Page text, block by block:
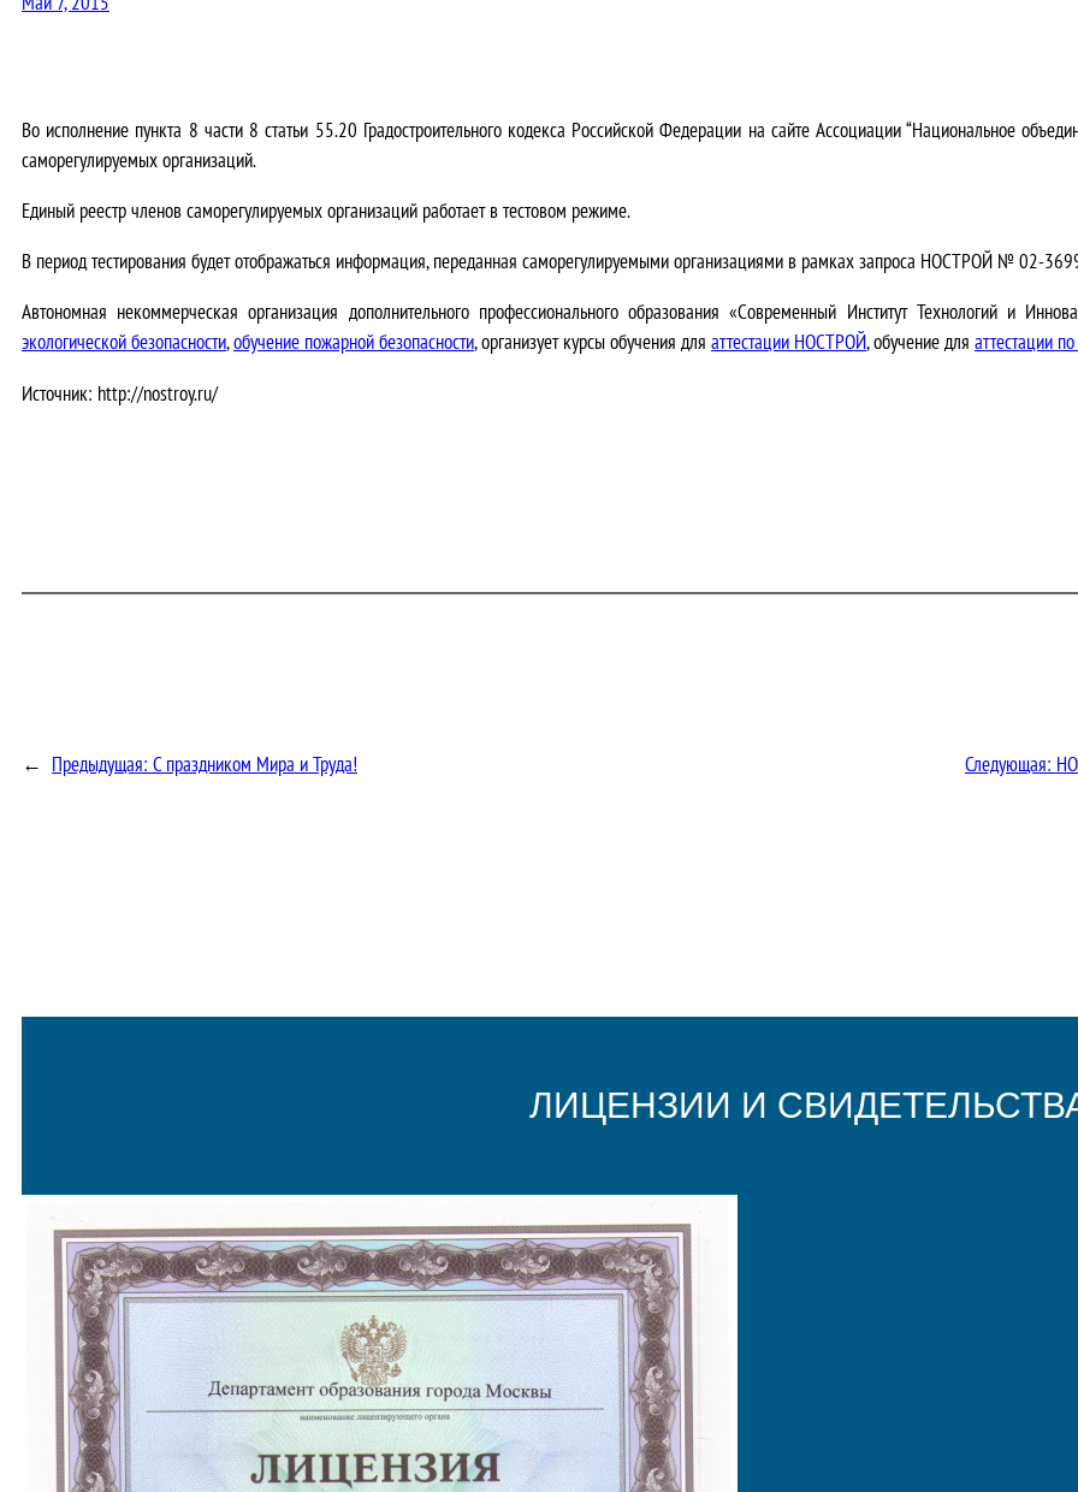
Во исполнение пункта 8 части 8 статьи 55.20 Градостроительного кодекса Российской Федерации на сайте Ассоциации “Национальное
саморегулируемых организаций.
Единый реестр членов саморегулируемых организаций работает в тестовом режиме.
В период тестирования будет отображаться информация, переданная саморегулируемыми организациями в рамках запроса НОСТРОЙ № 02-
Автономная некоммерческая организация дополнительного профессионального образования «Современный Институт Технологий и
экологической безопасности,обучение пожарной безопасности, организует курсы обучения для аттестации НОСТРОЙ, обучение для аттестации
Источник: http://nostroy.ru/
← Предыдущая: С праздником Мира и Труда! Следующая:
ЛИЦЕНЗИИ И